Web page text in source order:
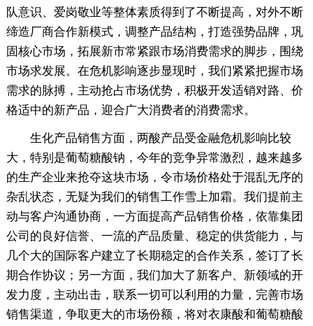
队意识、爱岗敬业等整体素质得到了不断提高，对外不断
缔造厂商合作新模式，调整产品结构，打造强势品牌，巩
固核心市场，拓展新市常紧跟市场消费需求的脚步，围绕
市场求发展。在危机影响逐步显现时，我们紧紧把握市场
需求的脉搏，主动抢占市场优势，积极开发适销对路、价
格适中的新产品，迎合广大消费者的消费需求。
生化产品销售方面，两酸产品受金融危机影响比较
大，特别是葡萄糖酸钠，今年的竞争异常激烈，越来越多
的生产企业来抢夺这块市场，令市场价格处于混乱无序的
杂乱状态，无疑为我们的销售工作雪上加霜。我们提前主
动与客户沟通协商，一方面提高产品销售价格，依靠集团
公司的良好信誉、一流的产品质量、稳定的供货能力，与
几个大的国际客户建立了长期稳定的合作关系，签订了长
期合作协议；另一方面，我们加大了新客户、新领域的开
发力度，主动出击，联系一切可以利用的力量，完善市场
销售渠道，争取更大的市场份额，将对衣康酸和葡萄糖酸